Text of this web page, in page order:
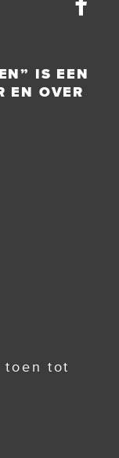
IS EEN
EN OVER
toen tot